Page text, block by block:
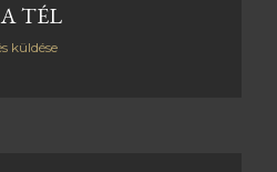
TÉL
küldése